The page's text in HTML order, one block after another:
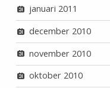
januari 2011
december 2010
november 2010
oktober 2010